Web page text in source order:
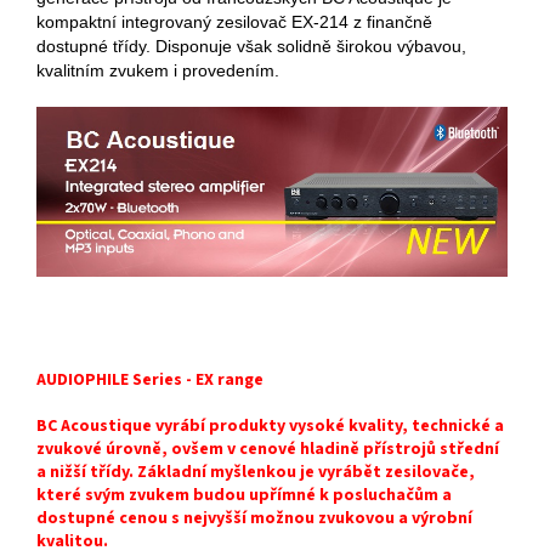
kompaktní integrovaný zesilovač EX-214 z finančně
dostupné třídy. Disponuje však solidně širokou výbavou,
kvalitním zvukem i provedením.
AUDIOPHILE Series - EX range
BC Acoustique vyrábí produkty vysoké kvality, technické a
zvukové úrovně, ovšem v cenové hladině přístrojů střední
a nižší třídy. Základní myšlenkou je vyrábět zesilovače,
které svým zvukem budou upřímné k posluchačům a
dostupné cenou s nejvyšší možnou zvukovou a výrobní
kvalitou.